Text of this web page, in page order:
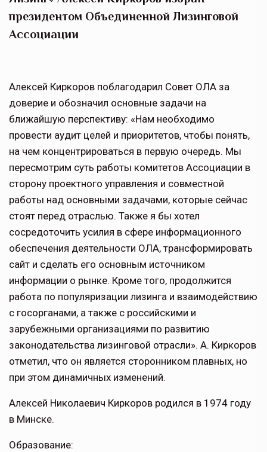
президентом Объединенной Лизинговой
Ассоциации
Алексей Киркоров поблагодарил Совет ОЛА за
доверие и обозначил основные задачи на
ближайшую перспективу: «Нам необходимо
провести аудит целей и приоритетов, чтобы понять,
на чем концентрироваться в первую очередь. Мы
пересмотрим суть работы комитетов Ассоциации в
сторону проектного управления и совместной
работы над основными задачами, которые сейчас
стоят перед отраслью. Также я бы хотел
сосредоточить усилия в сфере информационного
обеспечения деятельности ОЛА, трансформировать
сайт и сделать его основным источником
информации о рынке. Кроме того, продолжится
работа по популяризации лизинга и взаимодействию
с госорганами, а также с российскими и
зарубежными организациями по развитию
законодательства лизинговой отрасли». А. Киркоров
отметил, что он является сторонником плавных, но
при этом динамичных изменений.
Алексей Николаевич Киркоров родился в 1974 году
в Минске.
Образование: